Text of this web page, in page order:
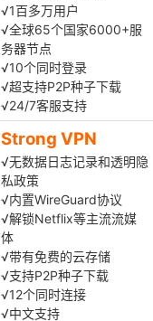
√1百多万用户
√全球65个国家6000+服
务器节点
√10个同时登录
√超支持P2P种子下载
√24/7客服支持
Strong VPN
√无数据日志记录和透明隐
私政策
√内置WireGuard协议
√解锁Netflix等主流流媒
体
√带有免费的云存储
√支持P2P种子下载
√12个同时连接
√中文支持